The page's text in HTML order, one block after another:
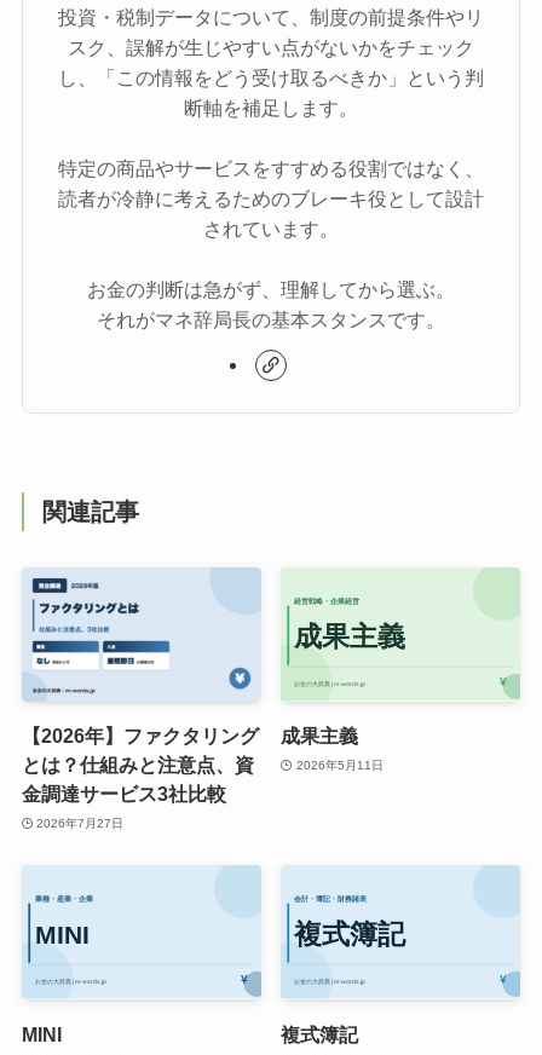
投資・税制データについて、制度の前提条件やリ
スク、誤解が生じやすい点がないかをチェック
し、「この情報をどう受け取るべきか」という判
断軸を補足します。
特定の商品やサービスをすすめる役割ではなく、
読者が冷静に考えるためのブレーキ役として設計
されています。
お金の判断は急がず、理解してから選ぶ。
それがマネ辞局長の基本スタンスです。
関連記事
【2026年】ファクタリング
とは？仕組みと注意点、資
金調達サービス3社比較
2026年7月27日
成果主義
2026年5月11日
MINI 複式簿記